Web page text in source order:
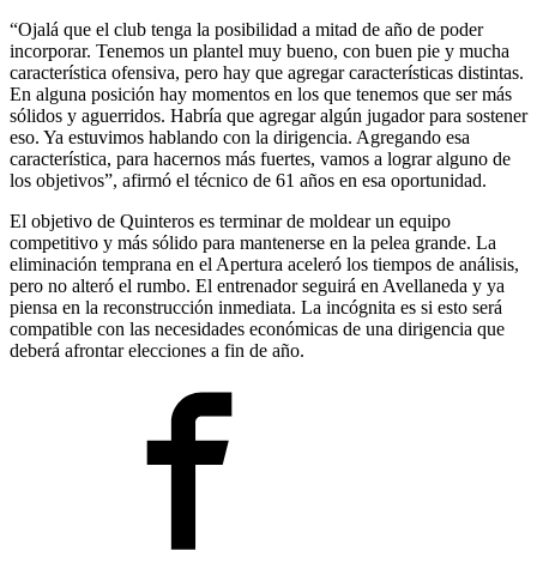
“Ojalá que el club tenga la posibilidad a mitad de año de poder
incorporar. Tenemos un plantel muy bueno, con buen pie y mucha
característica ofensiva, pero hay que agregar características distintas.
En alguna posición hay momentos en los que tenemos que ser más
sólidos y aguerridos. Habría que agregar algún jugador para sostener
eso. Ya estuvimos hablando con la dirigencia. Agregando esa
característica, para hacernos más fuertes, vamos a lograr alguno de
los objetivos”, afirmó el técnico de 61 años en esa oportunidad.
El objetivo de Quinteros es terminar de moldear un equipo
competitivo y más sólido para mantenerse en la pelea grande. La
eliminación temprana en el Apertura aceleró los tiempos de análisis,
pero no alteró el rumbo. El entrenador seguirá en Avellaneda y ya
piensa en la reconstrucción inmediata. La incógnita es si esto será
compatible con las necesidades económicas de una dirigencia que
deberá afrontar elecciones a fin de año.